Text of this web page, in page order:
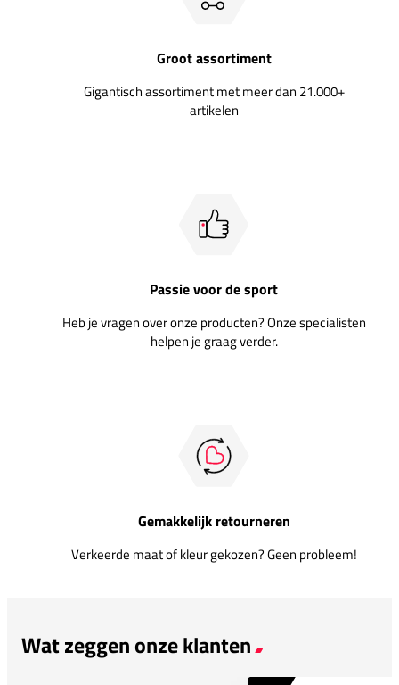
Groot assortiment
Gigantisch assortiment met meer dan 21.000+
artikelen
Passie voor de sport
Heb je vragen over onze producten? Onze specialisten
helpen je graag verder.
Gemakkelijk retourneren
Verkeerde maat of kleur gekozen? Geen probleem!
Wat zeggen onze klanten